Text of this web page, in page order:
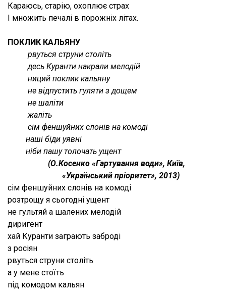
Караюсь, старію, охоплює страх
І множить печалі в порожніх літах.
ПОКЛИК КАЛЬЯНУ
рвуться струни століть
десь Куранти накрали мелодій
ниций поклик кальяну
не відпустить гуляти з дощем
не шаліти
жаліть
сім феншуйних слонів на комоді
наші біди уявні
ніби пашу толочать ущент
(О.Косенко «Гартування води», Київ,
«Український пріоритет», 2013)
сім феншуйних слонів на комоді
розтрощу я сьогодні ущент
не гультяй а шалених мелодій
диригент
хай Куранти заграють заброді
з росіян
рвуться струни століть
а у мене стоїть
під комодом кальян